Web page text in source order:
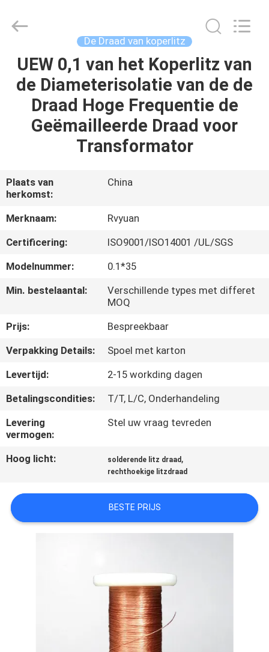
HUIS
PRODUCTEN
ONGEVEER
ONS
FABRIEKSREIS
KWALITEITSCONTROLE
ONS
NIEUWS
OM EEN
CITAAT
SITEMAP
PRIVACY
Material
Co,.Ltd.
De Draad van koperlitz
UEW 0,1 van het Koperlitz van
de Diameterisolatie van de de
Draad Hoge Frequentie de
Geëmailleerde Draad voor
Transformator
Plaats van
herkomst:
China
Merknaam:
Rvyuan
Certificering:
ISO9001/ISO14001 /UL/SGS
Modelnummer:
0.1*35
Min. bestelaantal:
Verschillende types met differet
MOQ
Prijs:
Bespreekbaar
Verpakking Details:
Spoel met karton
Levertijd:
2-15 workding dagen
Betalingscondities:
T/T, L/C, Onderhandeling
Levering
vermogen:
Stel uw vraag tevreden
Hoog licht: solderende litz draad ,
rechthoekige litzdraad
BESTE PRIJS